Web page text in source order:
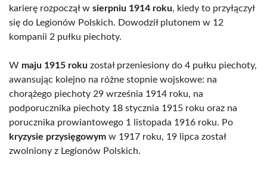
karierę rozpoczął w sierpniu 1914 roku, kiedy to przyłączył
się do Legionów Polskich. Dowodził plutonem w 12
kompanii 2 pułku piechoty.
W maju 1915 roku został przeniesiony do 4 pułku piechoty,
awansując kolejno na różne stopnie wojskowe: na
chorążego piechoty 29 września 1914 roku, na
podporucznika piechoty 18 stycznia 1915 roku oraz na
porucznika prowiantowego 1 listopada 1916 roku. Po
kryzysie przysięgowym w 1917 roku, 19 lipca został
zwolniony z Legionów Polskich.